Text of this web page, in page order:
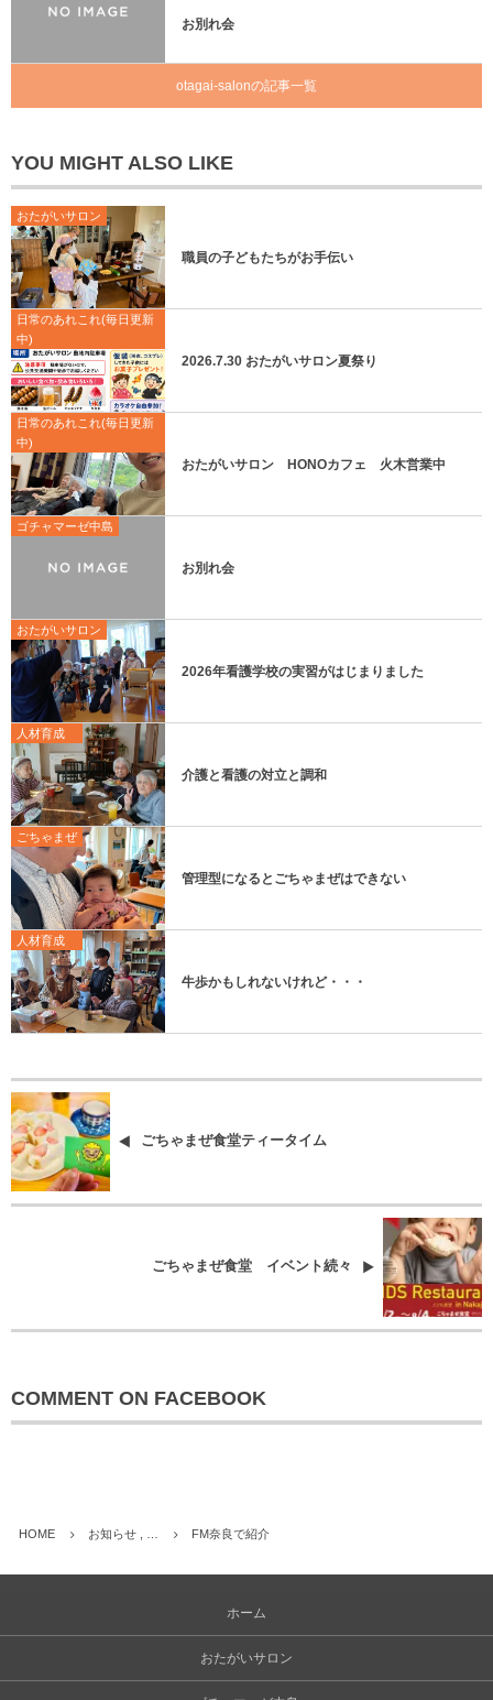
お別れ会
otagai-salonの記事一覧
YOU MIGHT ALSO LIKE
おたがいサロン
職員の子どもたちがお手伝い
日常のあれこれ(毎日更新
中)
2026.7.30 おたがいサロン夏祭り
日常のあれこれ(毎日更新
中)
おたがいサロン HONOカフェ 火木営業中
ゴチャマーゼ中島
お別れ会
おたがいサロン
2026年看護学校の実習がはじまりました
人材育成
介護と看護の対立と調和
ごちゃまぜ
管理型になるとごちゃまぜはできない
人材育成
牛歩かもしれないけれど・・・
ごちゃまぜ食堂ティータイム
ごちゃまぜ食堂 イベント続々
COMMENT ON FACEBOOK
HOME お知らせ , … FM奈良で紹介
ホーム
おたがいサロン